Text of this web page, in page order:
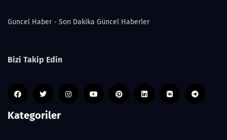
Guncel Haber - Son Dakika Güncel Haberler
Bizi Takip Edin
Kategoriler